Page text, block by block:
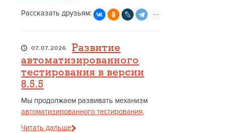
Рассказать друзьям:
07.07.2026
Развитие
автоматизированного
тестирования в версии
8.5.5
Мы продолжаем развивать механизм
автоматизированного тестирования.
Читать дальше